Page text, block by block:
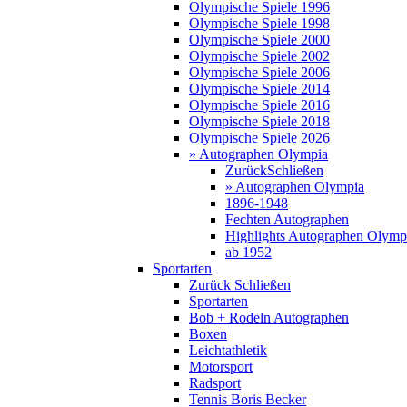
Olympische Spiele 1996
Olympische Spiele 1998
Olympische Spiele 2000
Olympische Spiele 2002
Olympische Spiele 2006
Olympische Spiele 2014
Olympische Spiele 2016
Olympische Spiele 2018
Olympische Spiele 2026
» Autographen Olympia
ZurückSchließen
» Autographen Olympia
1896-1948
Fechten Autographen
Highlights Autographen
ab 1952
Sportarten
Zurück Schließen
Sportarten
Bob + Rodeln Autographen
Boxen
Leichtathletik
Motorsport
Radsport
Tennis Boris Becker